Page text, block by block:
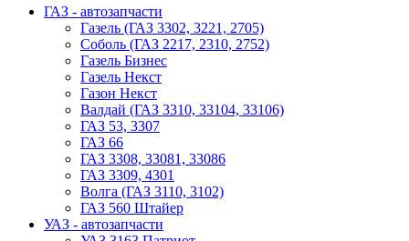
ГАЗ - автозапчасти
Газель (ГАЗ 3302, 3221, 2705)
Соболь (ГАЗ 2217, 2310, 2752)
Газель Бизнес
Газель Некст
Газон Некст
Валдай (ГАЗ 3310, 33104, 33106)
ГАЗ 53, 3307
ГАЗ 66
ГАЗ 3308, 33081, 33086
ГАЗ 3309, 4301
Волга (ГАЗ 3110, 3102)
ГАЗ 560 Штайер
УАЗ - автозапчасти